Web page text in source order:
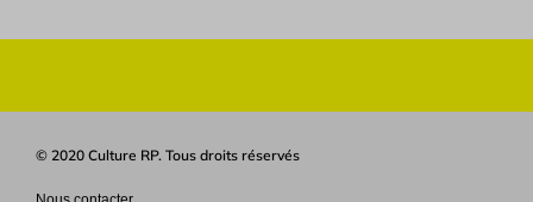
© 2020 Culture RP. Tous droits réservés